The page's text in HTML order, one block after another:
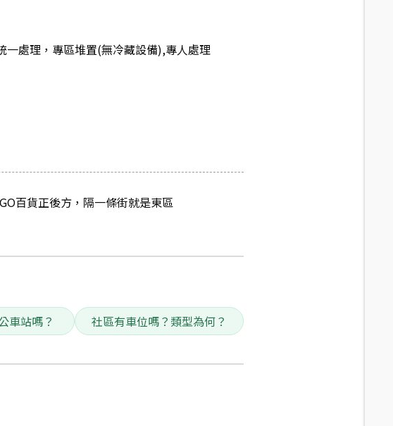
一處理，專區堆置(無冷藏設備),專人處理
百貨正後方，隔一條街就是東區
車站嗎？ 社區有車位嗎？類型為何？